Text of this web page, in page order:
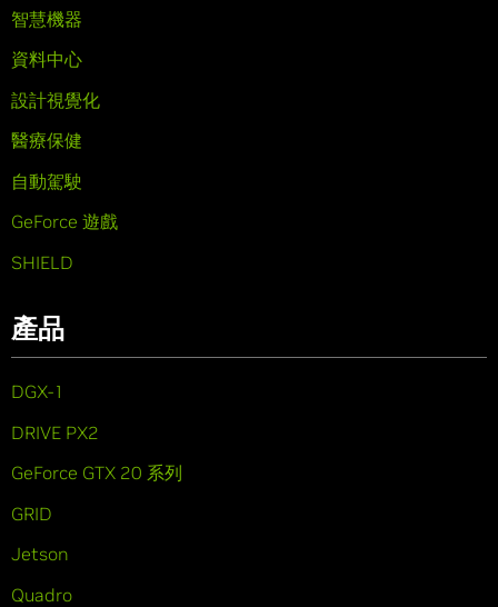
智慧機器
資料中心
設計視覺化
醫療保健
自動駕駛
GeForce 遊戲
SHIELD
產品
DGX-1
DRIVE PX2
GeForce GTX 20 系列
GRID
Jetson
Quadro